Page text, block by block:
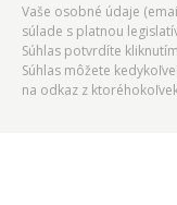
Vaše osobné údaje
súlade s platnou
Súhlas potvrdíte
Súhlas môžete
na odkaz z